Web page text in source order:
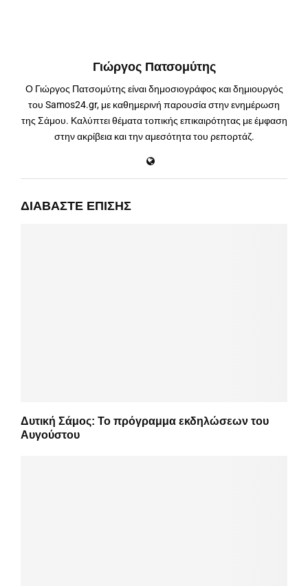
Γιώργος Πατσομύτης
Ο Γιώργος Πατσομύτης είναι δημοσιογράφος και δημιουργός
του Samos24.gr, με καθημερινή παρουσία στην ενημέρωση
της Σάμου. Καλύπτει θέματα τοπικής επικαιρότητας με έμφαση
στην ακρίβεια και την αμεσότητα του ρεπορτάζ.
ΔΙΑΒΆΣΤΕ ΕΠΊΣΗΣ
Δυτική Σάμος: Το πρόγραμμα εκδηλώσεων του
Αυγούστου